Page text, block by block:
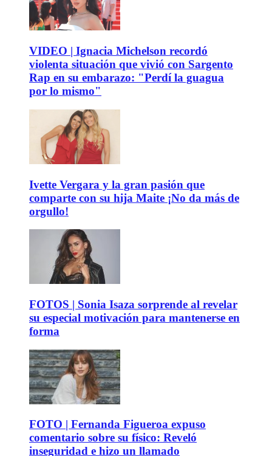
VIDEO | Ignacia Michelson recordó
violenta situación que vivió con Sargento
Rap en su embarazo: "Perdí la guagua
por lo mismo"
Ivette Vergara y la gran pasión que
comparte con su hija Maite ¡No da más de
orgullo!
FOTOS | Sonia Isaza sorprende al revelar
su especial motivación para mantenerse en
forma
FOTO | Fernanda Figueroa expuso
comentario sobre su físico: Reveló
inseguridad e hizo un llamado